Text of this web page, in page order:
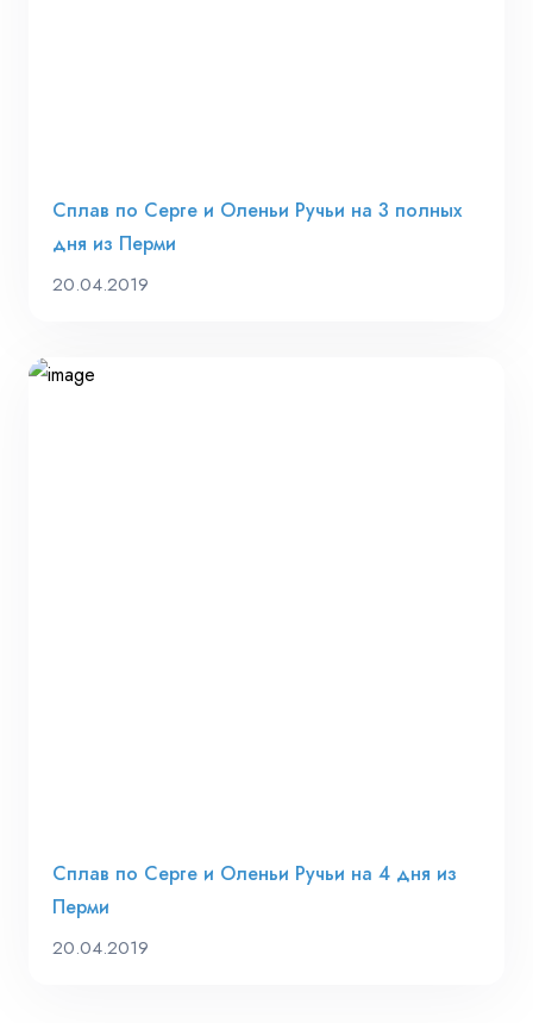
Сплав по Серге и Оленьи Ручьи на 3 полных
дня из Перми
20.04.2019
Сплав по Серге и Оленьи Ручьи на 4 дня из
Перми
20.04.2019